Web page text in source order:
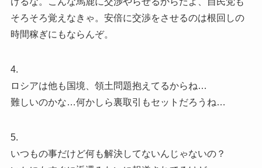
そろそろ覚えなきゃ。安倍に交渉をさせるのは根回しの
時間稼ぎにもならんぞ。
4.
ロシアは他も国境、領土問題抱えてるからね…
難しいのかな…何かしら裏取引もセットだろうね…
5.
いつもの事だけど何も解決してないんじゃないの？